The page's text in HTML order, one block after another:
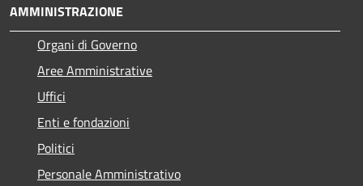
AMMINISTRAZIONE
Organi di Governo
Aree Amministrative
Uffici
Enti e fondazioni
Politici
Personale Amministrativo